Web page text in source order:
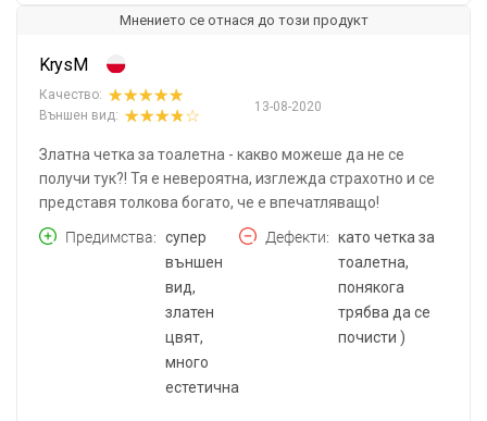
Мнението се отнася до този продукт
KrysM
13-08-2020
Качество:
Външен вид:
Златна четка за тоалетна - какво можеше да не се
получи тук?! Тя е невероятна, изглежда страхотно и се
представя толкова богато, че е впечатляващо!
Предимства
супер
външен
вид,
златен
цвят,
много
естетична
Дефекти
като четка за
тоалетна,
понякога
трябва да се
почисти )